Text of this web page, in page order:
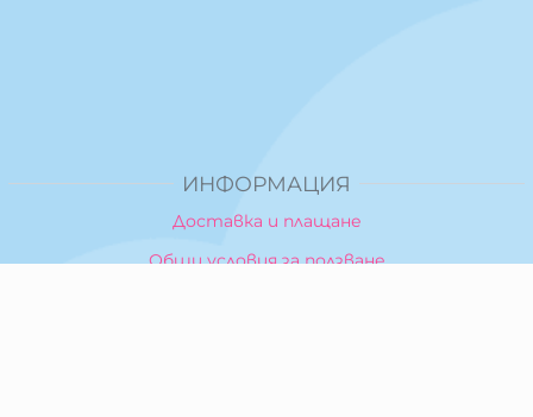
ИНФОРМАЦИЯ
Доставка и плащане
Общи условия за ползване